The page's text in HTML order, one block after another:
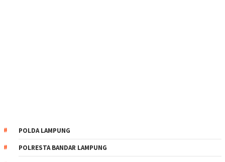
POLDA LAMPUNG
POLRESTA BANDAR LAMPUNG